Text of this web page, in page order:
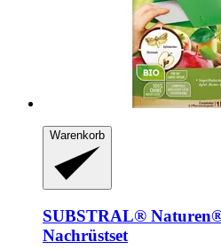
Warenkorb
SUBSTRAL®
Nachrüstset